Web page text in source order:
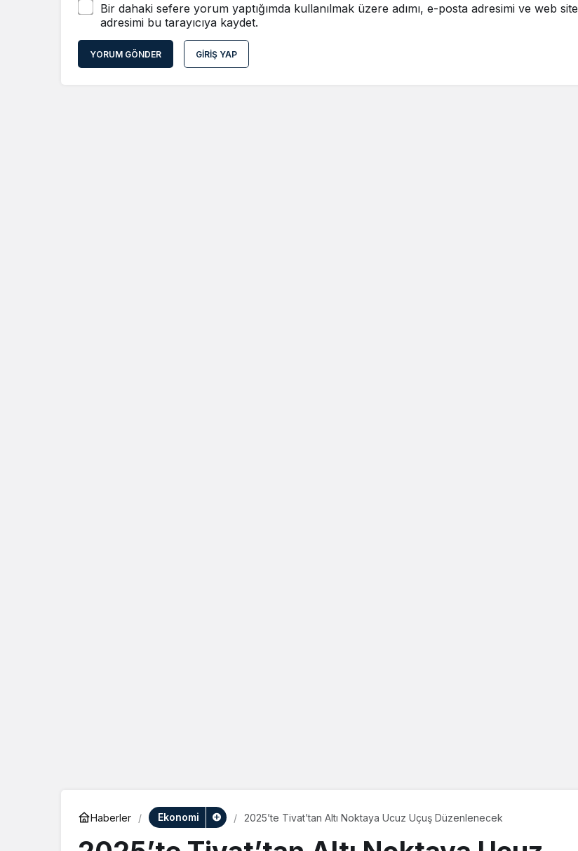
Bir dahaki sefere yorum yaptığımda kullanılmak üzere adımı, e-posta adresimi ve web site
adresimi bu tarayıcıya kaydet.
YORUM GÖNDER GIRIŞ YAP
Haberler Ekonomi 2025’te Tivat’tan Altı Noktaya Ucuz Uçuş Düzenlenecek